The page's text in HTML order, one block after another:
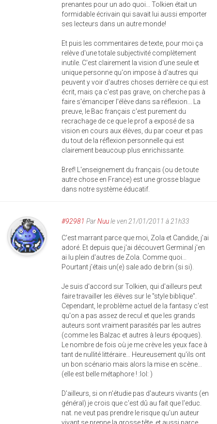
prenantes pour un ado quoi... Tolkien était un
formidable écrivain qui savait lui aussi emporter
ses lecteurs dans un autre monde!
Et puis les commentaires de texte, pour moi ça
relève d'une totale subjectivité complètement
inutile. C'est clairement la vision d'une seule et
unique personne qu'on impose à d'autres qui
peuvent y voir d'autres choses derrière ce qui est
écrit, mais ça c'est pas grave, on cherche pas à
faire s'émanciper l'élève dans sa réflexion... La
preuve, le Bac français c'est purement du
recrachage de ce que le prof a exposé de sa
vision en cours aux élèves, du par coeur et pas
du tout de la réflexion personnelle qui est
clairement beaucoup plus enrichissante.
Bref! L'enseignement du français (ou de toute
autre chose en France) est une grosse blague
dans notre système éducatif.
#92981 ParNuule ven 21/01/2011 à 21h33
C'est marrant parce que moi, Zola et Candide, j'ai
adoré. Et depuis que j'ai découvert Germinal j'en
ai lu plein d'autres de Zola. Comme quoi...
Pourtant j'étais un(e) sale ado de brin (si si).
Je suis d'accord sur Tolkien, qui d'ailleurs peut
faire travailler les élèves sur le "style biblique".
Cependant, le problème actuel de la fantasy c'est
qu'on a pas assez de recul et que les grands
auteurs sont vraiment parasités par les autres
(comme les Balzac et autres à leurs époques).
Le nombre de fois où je me crève les yeux face à
tant de nullité littéraire... Heureusement qu'ils ont
un bon scénario mais alors la mise en scène...
(elle est belle métaphore ! :lol: )
D'ailleurs, si on n'étudie pas d'auteurs vivants (en
général) je crois que c'est dû au fait que l'educ.
nat. ne veut pas prendre le risque qu'un auteur